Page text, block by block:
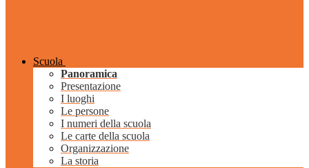
Scuola
Panoramica
Presentazione
I luoghi
Le persone
I numeri della scuola
Le carte della scuola
Organizzazione
La storia